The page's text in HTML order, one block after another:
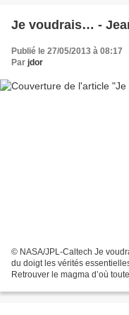
Je voudrais… -
Publié le 27/05/2013 à 08:17
Par jdor
© NASA/JPL-Caltech Je
du doigt les vérités
Retrouver le magma d’où